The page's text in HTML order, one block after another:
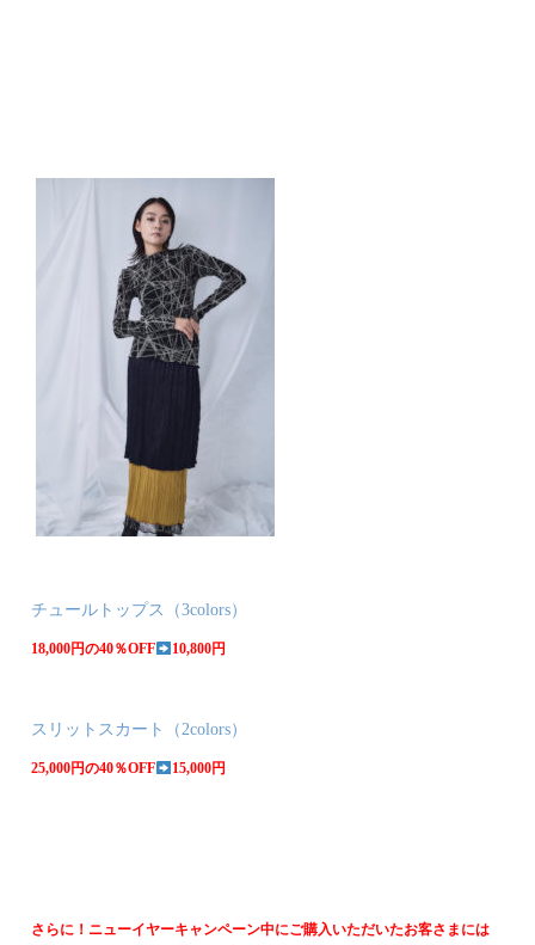
チュールトップス（3colors）
18,000円の40％OFF 10,800円
スリットスカート（2colors）
25,000円の40％OFF 15,000円
さらに！ニューイヤーキャンペーン中にご購入いただいたお客さまには